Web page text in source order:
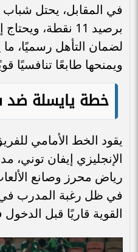
في المقابل، يحتل
برصيد 11 نقطة،
لضمان التأهل رسميًا، ما
ويمنحها طابعًا تنافسيًا
خطة يايسلة ضد
يقود الخط الأمامي
الإنجليزي إيفان توني،
رياض محرز وصانع
في ظل رغبة المدرب
القوية قاريًا قبل